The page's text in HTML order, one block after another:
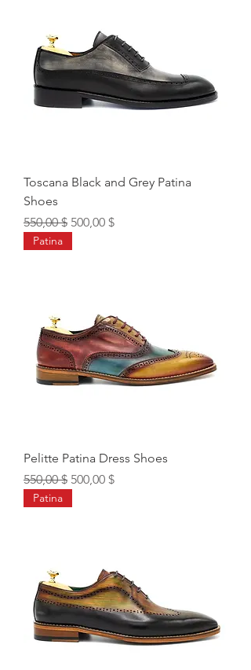
Toscana Black and Grey Patina
Shoes
Обычная цена
550,00 $ Цена со скидкой
500,00 $
Patina
Pelitte Patina Dress Shoes
Обычная цена
550,00 $ Цена со скидкой
500,00 $
Patina